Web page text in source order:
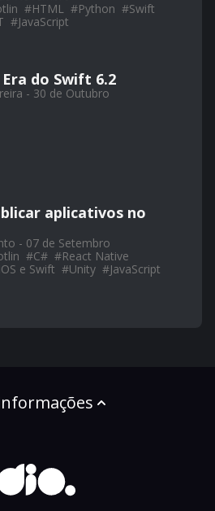
#HTML #Python #Swift
#JavaScript
do Swift 6.2
- 30 de Outubro
aplicativos no
- 07 de Setembro
#C# #React Native
iOS e Swift #Unity #JavaScript